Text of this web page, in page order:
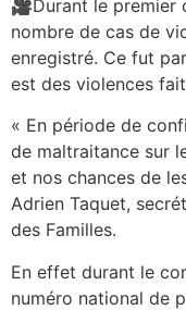
🎥Durant le premier
nombre de cas de
enregistré. Ce fut
est des violences
« En période de
de maltraitance sur
et nos chances de
Adrien Taquet,
des Familles.
En effet durant le
numéro national de